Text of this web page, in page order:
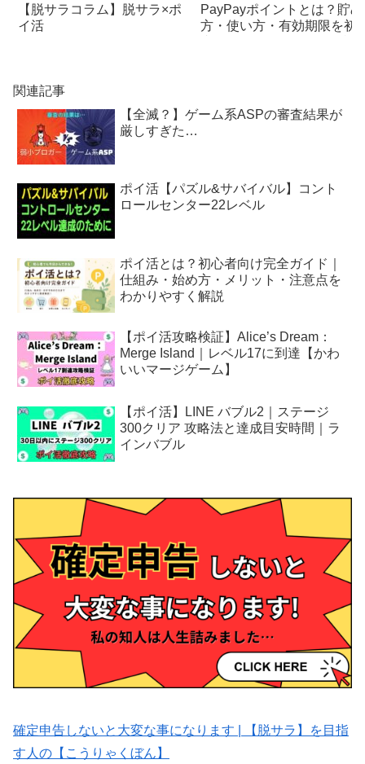
【脱サラコラム】脱サラ×ポ
イ活
PayPayポイントとは？貯め
方・使い方・有効期限を初
関連記事
【全滅？】ゲーム系ASPの審査結果が
厳しすぎた…
ポイ活【パズル&サバイバル】コント
ロールセンター22レベル
ポイ活とは？初心者向け完全ガイド｜
仕組み・始め方・メリット・注意点を
わかりやすく解説
【ポイ活攻略検証】Alice’s Dream：
Merge Island｜レベル17に到達【かわ
いいマージゲーム】
【ポイ活】LINE バブル2｜ステージ
300クリア 攻略法と達成目安時間｜ラ
インバブル
確定申告しないと大変な事になります | 【脱サラ】を目指
す人の【こうりゃくぼん】